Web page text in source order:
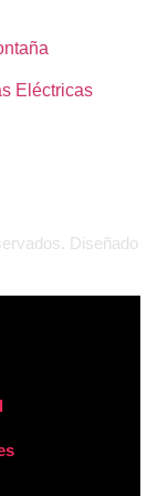
Eléctricas
Diseñado